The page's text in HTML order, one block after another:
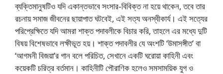
ব্যক্তিমানুষটিও যদি একান্তভাবে সংসার-বিবিক্ত না হয়ে থাকেন, তবে তার
রচনায় সমাজ জীবনের ছায়াপাত ঘটবেই, এই সত্য অনস্বীকার্য। এই সত্যের
পরিপ্রেক্ষিতে যদি আমরা শাক্ত পদাবলীকে বিচার করি, তাহলে এর মধ্যে দুটি
বিষয় বিশেষভাবে লক্ষীভূত হয়। শাক্ত পদাবলীর যে অংশটি ‘উমাসঙ্গীত’ বা
‘আগমনী বিজয়া’র গান বলে পরিচিত, সেখানে একটি ঘরোয়া কাহিনী এবং
কয়েকটি চরিত্র বর্তমান। কাহিনীটি পৌরাণিক হলেও সমসাময়িক যুগ ও